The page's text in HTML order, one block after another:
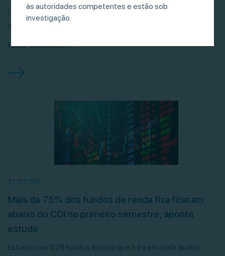
às autoridades competentes e estão sob
investigação.
Um levantamento da POP BR mostrou que esses títulos
movimentaram R$ 681 bilhões entre janeiro […]
Fonte: Valor Investe
21/07/26
Mais de 75% dos fundos de renda fixa ficaram
abaixo do CDI no primeiro semestre, aponta
estudo
Estudo com 829 fundos aponta que três em cada quatro